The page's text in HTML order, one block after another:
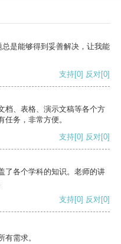
是能够得到妥善解决，让我能
支持[0] 反对[0]
档、表格、演示文稿等各个方
务，非常方便。
支持[0] 反对[0]
了各个学科的知识。老师的讲
支持[0] 反对[0]
需求。